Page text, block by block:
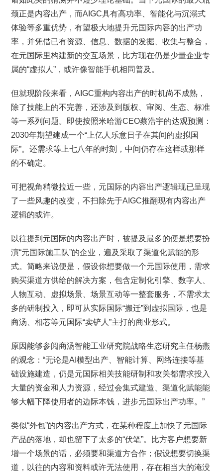
颈正是内容出产，而AIGC具有高功率、智能化与沉溺式
体验等多重优势，有望极大地提升元国际内容的出产功
率，并凭借已有资源、信息、数据的发掘、收集与整合，
在元国际里构建新的交互场景，比方现在仍是少量企业专
属的“虚拟人”，或许像智能手机相同普及。
但就现阶段来看，AIGC重构内容出产的时机尚不成熟，
除了技能上的不完善，还涉及到版权、审阅、生态、标准
等一系列问题。即使按照米哈游CEO蔡浩宇的达观预测：
2030年期望建成一个“上亿人乐意日子在其间的虚拟国
际”。还需求等上七八年的时刻，中间仍存在这样或那样
的不确定。
可把视角稍微拉近一些，元国际的内容出产逻辑现已呈现
了一些风趣的改变，不扫除先于AIGC推翻现有内容出产
逻辑的或许。
以往提到元国际的内容出产时，被提及最多的便是想要扮
演“元国际施工队”的企业，遍及采取了渠道化赋能的形
式。简略来说便是，假设你想要做一个元国际使用，需求
购买渠道方供给的解决方案，包含定制化引擎、数字人、
人物互动、虚拟场景、场景互动等一整套服务，不需求太
多的研制投入，即可从实际国际“搬迁”到虚拟国际，也是
商汤、相芯等元国际“卖铲人”主打的商业形式。
原因能够参阅商汤智能工业研究院战略生态研究主任杨燕
的观念：“无论是AI模型出产、智能计算、网络连接等基
础设施建造，仍是元国际相关技能研制和攻关都需求投入
大量的资金和人力资源，经过会集式建造、渠道化赋能能
够大幅下降使用者的边际本钱，进步元国际出产功率。”
类似“外包”的内容出产方式，在某种程度上加快了元国际
产品的落地，却也留下了太多的“伏笔”。比方客户想要新
增一个场景的话，必须要和渠道方合作；假设想要切换渠
道，以往的内容和资料或许无法使用，存在相当大的淹没